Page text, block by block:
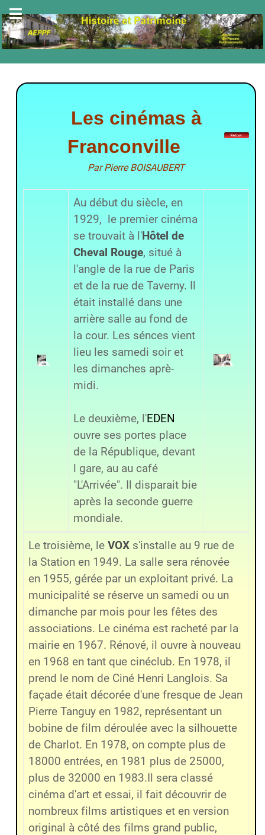
Les cinémas à
Franconville
Par Pierre BOISAUBERT
Au début du siècle, en
1929, le premier cinéma
se trouvait à l'Hôtel de
Cheval Rouge, situé à
l'angle de la rue de Paris
et de la rue de Taverny. Il
était installé dans une
arrière salle au fond de
la cour. Les sénces vient
lieu les samedi soir et
les dimanches aprè-
midi.
Le deuxième, l'EDEN
ouvre ses portes place
de la République, devant
l gare, au au café
"L'Arrivée". Il disparait bie
après la seconde guerre
mondiale.
Le troisième, leVOX s'installe au 9 rue de
la Station en 1949. La salle sera rénovée
en 1955, gérée par un exploitant privé. La
municipalité se réserve un samedi ou un
dimanche par mois pour les fêtes des
associations. Le cinéma est racheté par la
mairie en 1967. Rénové, il ouvre à nouveau
en 1968 en tant que cinéclub. En 1978, il
prend le nom de Ciné Henri Langlois. Sa
façade était décorée d'une fresque de Jean
Pierre Tanguy en 1982, représentant un
bobine de film déroulée avec la silhouette
de Charlot. En 1978, on compte plus de
18000 entrées, en 1981 plus de 25000,
plus de 32000 en 1983.Il sera classé
cinéma d'art et essai, il fait découvrir de
nombreux films artistiques et en version
original à côté des films grand public,